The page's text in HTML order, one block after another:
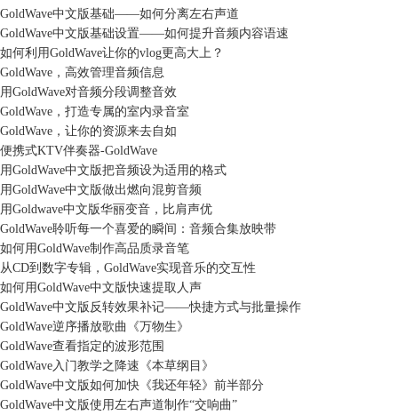
GoldWave中文版基础——如何分离左右声道
GoldWave中文版基础设置——如何提升音频内容语速
如何利用GoldWave让你的vlog更高大上？
GoldWave，高效管理音频信息
用GoldWave对音频分段调整音效
GoldWave，打造专属的室内录音室
GoldWave，让你的资源来去自如
便携式KTV伴奏器-GoldWave
用GoldWave中文版把音频设为适用的格式
用GoldWave中文版做出燃向混剪音频
用Goldwave中文版华丽变音，比肩声优
GoldWave聆听每一个喜爱的瞬间：音频合集放映带
如何用GoldWave制作高品质录音笔
从CD到数字专辑，GoldWave实现音乐的交互性
如何用GoldWave中文版快速提取人声
GoldWave中文版反转效果补记——快捷方式与批量操作
GoldWave逆序播放歌曲《万物生》
GoldWave查看指定的波形范围
GoldWave入门教学之降速《本草纲目》
GoldWave中文版如何加快《我还年轻》前半部分
GoldWave中文版使用左右声道制作“交响曲”